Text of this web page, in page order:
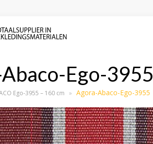
Ego-3955
Ego-3955 – 160 cm » Agora-Abaco-Ego-3955